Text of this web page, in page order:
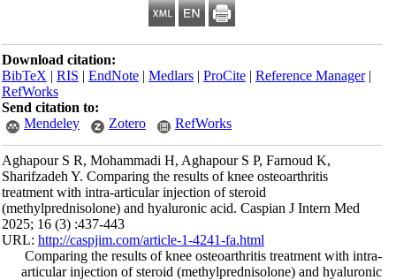
Download citation:
BibTeX|RIS|EndNote|Medlars|ProCite|Reference Manager
RefWorks
Send citation to:
Mendeley
Zotero RefWorks
Aghapour S R, Mohammadi H, Aghapour S P, Farnoud K,
Sharifzadeh Y. Comparing the results of knee osteoarthritis
treatment with intra-articular injection of steroid
(methylprednisolone) and hyaluronic acid. Caspian J Intern Med
2025; 16 (3) :437-443
URL:http://caspjim.com/article-1-4241-fa.html
Comparing the results of knee osteoarthritis treatment with intra-
articular injection of steroid (methylprednisolone) and hyaluronic